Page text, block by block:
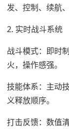
发、控制、续航、
2. 实时战斗系统
战斗模式：即时
火，操作感强。
技能体系：主动
义释放顺序。
打击反馈：数值